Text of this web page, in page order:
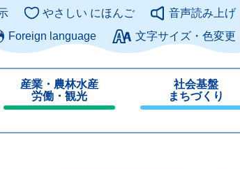
このページの本文へ
やさしい にほんご
音声読み上げ
Foreign language
文字サイズ・色変更
産業・農林水産
労働・観光
じ
社会基盤
まちづくり
じ